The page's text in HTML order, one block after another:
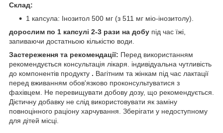
Склад:
1 капсула: Інозитол 500 мг (з 511 мг міо-інозитолу).
дорослим по 1 капсулі 2-3 рази на добу під час їжі,
запиваючи достатньою кількістю води.
Застереження та рекомендації: Перед використанням
рекомендується консультація лікаря. індивідуальна чутливість
до компонентів продукту . Вагітним та жінкам під час лактації
перед вживанням обов'язково проконсультуватися з
фахівцем. Не перевищувати добову дозу, що рекомендується.
Дієтичну добавку не слід використовувати як заміну
повноцінного раціону харчування. Зберігати у недоступному
для дітей місці.